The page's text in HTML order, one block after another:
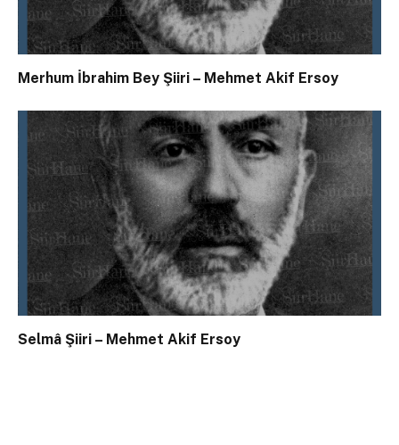
Merhum İbrahim Bey Şiiri – Mehmet Akif Ersoy
Selmâ Şiiri – Mehmet Akif Ersoy